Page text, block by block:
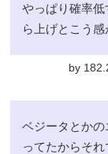
やっぱり確率
ら上げとこう感
by
ベジータとか
ってたからそ